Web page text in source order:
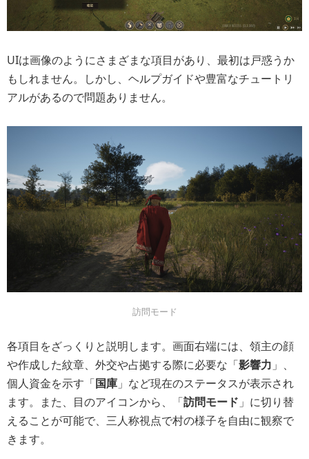
UIは画像のようにさまざまな項目があり、最初は戸惑うか
もしれません。しかし、 ヘルプガイドや豊富なチュートリ
アルがあるので問題ありません。
訪問モード
各項目をざっくりと説明します。画面右端には、領主の顔
や作成した紋章、外交や占拠する際に必要な「影響力 」、
個人資金を示す「国庫 」など現在のステータスが表示され
ます。また、目のアイコンから、「訪問モード 」に切り替
えることが可能で、 三人称視点で村の様子を自由に観察で
きます。